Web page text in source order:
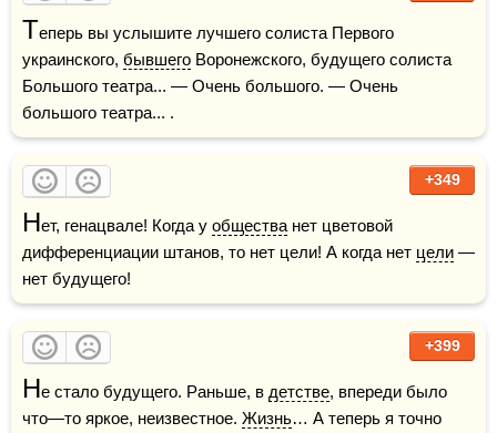
Теперь вы услышите лучшего солиста Первого
украинского, бывшего Воронежского, будущего солиста
Большого театра... — Очень большого. — Очень
большого театра... .
+349
Нет, генацвале! Когда у общества нет цветовой
дифференциации штанов, то нет цели! А когда нет цели —
нет будущего!
+399
Не стало будущего. Раньше, в детстве, впереди было
что—то яркое, неизвестное. Жизнь… А теперь я точно